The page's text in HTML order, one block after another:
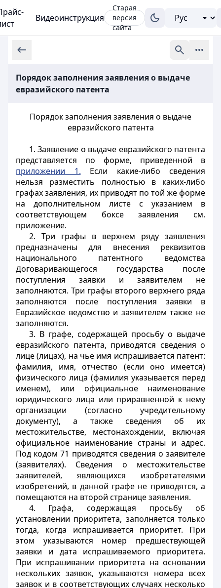
Видеоинструкция
Старая
версия
сайта
Порядок заполнения заявления о выдаче
евразийского патента
Порядок заполнения заявления о выдаче
евразийского патента
1. Заявление о выдаче евразийского патента
представляется по форме, приведенной в
приложении 1. Если какие-либо сведения
нельзя разместить полностью в каких-либо
графах заявления, их приводят по той же форме
на дополнительном листе с указанием в
соответствующем боксе заявления см.
приложение.
2. Три графы в верхнем ряду заявления
предназначены для внесения реквизитов
национального патентного ведомства
Договаривающегося государства после
поступления заявки и заявителем не
заполняются. Три графы второго верхнего ряда
заполняются после поступления заявки в
Евразийское ведомство и заявителем также не
заполняются.
3. В графе, содержащей просьбу о выдаче
евразийского патента, приводятся сведения о
лице (лицах), на чье имя испрашивается патент:
фамилия, имя, отчество (если оно имеется)
физического лица (фамилия указывается перед
именем), или официальное наименование
юридического лица или приравненной к нему
организации (согласно учредительному
документу), а также сведения об их
местожительстве, местонахождении, включая
официальное наименование страны и адрес.
Под кодом 71 приводятся сведения о заявителе
(заявителях). Сведения о местожительстве
заявителей, являющихся изобретателями
изобретений, в данной графе не приводятся, а
помещаются на второй странице заявления.
4. Графа, содержащая просьбу об
установлении приоритета, заполняется только
тогда, когда испрашивается приоритет. При
этом указываются номер предшествующей
заявки и дата испрашиваемого приоритета.
При испрашивании приоритета на основании
нескольких заявок, указываются номера всех
заявок и в соответствующих случаях несколько